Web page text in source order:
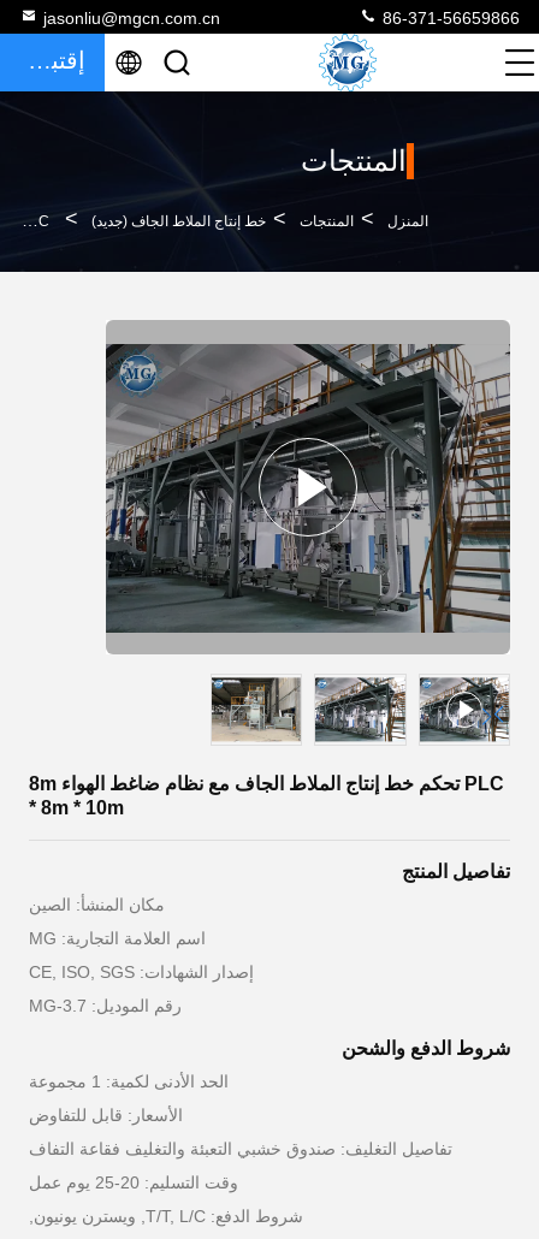
jasonliu@mgcn.com.cn 86-371-56659866
إقتباس
المنتجات
المنزل > المنتجات > خط إنتاج الملاط الجاف (جديد) > PLC تحكم خط إنتاج الملاط الجاف مع نظام ضاغط الهواء 8m * 8m * 10m
PLC تحكم خط إنتاج الملاط الجاف مع نظام ضاغط الهواء 8m
* 8m * 10m
تفاصيل المنتج
مكان المنشأ: الصين
اسم العلامة التجارية: MG
إصدار الشهادات: CE, ISO, SGS
رقم الموديل: MG-3.7
شروط الدفع والشحن
الحد الأدنى لكمية: 1 مجموعة
الأسعار: قابل للتفاوض
تفاصيل التغليف: صندوق خشبي التعبئة والتغليف فقاعة التفاف
وقت التسليم: 20-25 يوم عمل
شروط الدفع: T/T, L/C, ويسترن يونيون,